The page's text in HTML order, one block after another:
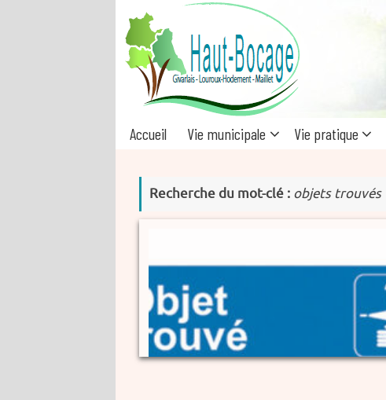
Accueil Vie municipale Vie pratique
Recherche du mot-clé : objets trouvés